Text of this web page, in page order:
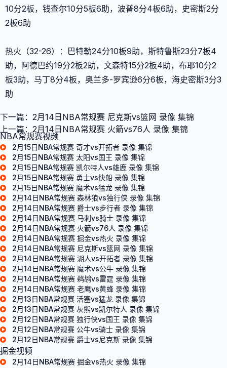
10分2板，钱查尔10分5板6助，波普8分4板6助，史密斯2分
2板6助
热火（32-26）：巴特勒24分10板9助，斯特鲁斯23分7板4
助，阿德巴约19分2板2助，文森特15分2板4助，布耶10分2
板3助，马丁8分4板，奥兰多-罗宾逊6分6板，海史密斯3分3
助
下一篇： 2月14日NBA常规赛 尼克斯vs篮网 录像 集锦
上一篇： 2月14日NBA常规赛 火箭vs76人 录像 集锦
NBA常规赛视频
2月15日NBA常规赛 奇才vs开拓者 录像 集锦
2月15日NBA常规赛 太阳vs国王 录像 集锦
2月15日NBA常规赛 凯尔特人vs雄鹿 录像 集锦
2月15日NBA常规赛 勇士vs快船 录像 集锦
2月15日NBA常规赛 魔术vs猛龙 录像 集锦
2月14日NBA常规赛 森林狼vs独行侠 录像 集锦
2月14日NBA常规赛 爵士vs步行者 录像 集锦
2月14日NBA常规赛 马刺vs骑士 录像 集锦
2月14日NBA常规赛 火箭vs76人 录像 集锦
2月14日NBA常规赛 掘金vs热火 录像 集锦
2月14日NBA常规赛 尼克斯vs篮网 录像 集锦
2月14日NBA常规赛 湖人vs开拓者 录像 集锦
2月14日NBA常规赛 魔术vs公牛 录像 集锦
2月14日NBA常规赛 鹈鹕vs雷霆 录像 集锦
2月14日NBA常规赛 老鹰vs黄蜂 录像 集锦
2月13日NBA常规赛 活塞vs猛龙 录像 集锦
2月13日NBA常规赛 灰熊vs凯尔特人 录像 集锦
2月12日NBA常规赛 独行侠vs国王 录像 集锦
2月12日NBA常规赛 公牛vs骑士 录像 集锦
2月12日NBA常规赛 爵士vs尼克斯 录像 集锦
掘金视频
2月14日NBA常规赛 掘金vs热火 录像 集锦